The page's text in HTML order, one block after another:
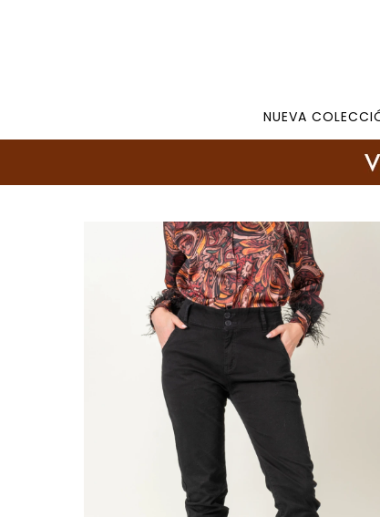
NUEVA